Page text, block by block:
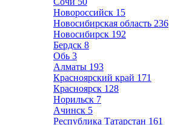
Новороссийск 15
Новосибирская область 236
Новосибирск 192
Бердск 8
Обь 3
Алматы 193
Красноярский край 171
Красноярск 128
Норильск 7
Ачинск 5
Республика Татарстан 161